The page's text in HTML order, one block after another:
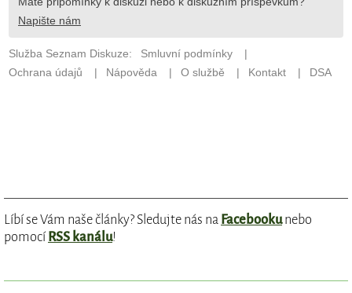
Líbí se Vám naše články? Sledujte nás na Facebookunebo
pomocíRSS kanálu!